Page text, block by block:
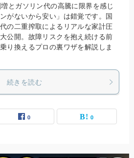
とガソリン代の高騰に限界を感じ
がないから安い」は錯覚です。国
の二重搾取によるリアルな家計圧
公開。故障リスクを抱え続ける前
り換えるプロの裏ワザを解説しま
続きを読む
0 0